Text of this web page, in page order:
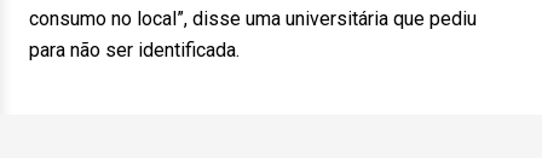
consumo no local”, disse uma universitária que pediu
para não ser identificada.